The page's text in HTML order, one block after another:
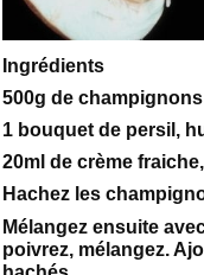
Ingrédients
500g de
1 bouquet de persil,
20ml de crème
Hachez les
Mélangez ensuite
poivrez, mélangez.